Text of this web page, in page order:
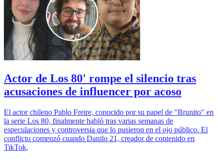
Actor de Los 80' rompe el silencio tras
acusaciones de influencer por acoso
El actor chileno Pablo Freire, conocido por su papel de "Brunito" en
la serie Los 80, finalmente habló tras varias semanas de
especulaciones y controversia que lo pusieron en el ojo público. El
conflicto comenzó cuando Danilo 21, creador de contenido en
TikTok,